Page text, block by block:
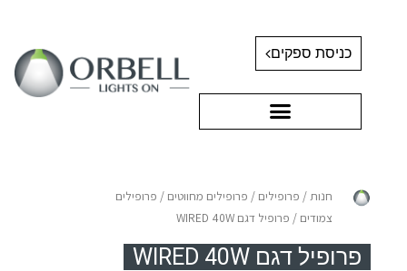
כניסת ספקים
חנות / פרופילים / פרופילים מחווטים / פרופילים
צמודים / פרופיל דגם WIRED 40W
פרופיל דגם WIRED 40W